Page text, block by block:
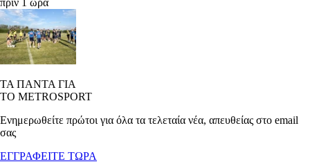
ΤΑ ΠΑΝΤΑ ΓΙΑ
ΤΟ METROSPORT
Ενημερωθείτε πρώτοι για όλα τα τελεταία νέα, απευθείας στο email
σας
ΕΓΓΡΑΦΕΙΤΕ ΤΩΡΑ